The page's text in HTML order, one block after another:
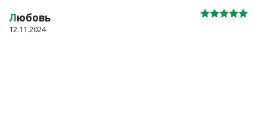
Любовь
12.11.2024